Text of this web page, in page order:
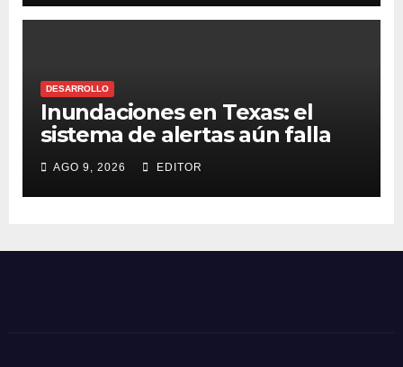
DESARROLLO
Inundaciones en Texas: el
sistema de alertas aún falla
AGO 9, 2026 EDITOR